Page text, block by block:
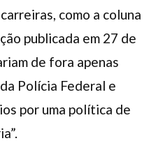
como a coluna
publicada em 27 de
de fora apenas
Polícia Federal e
por uma política de